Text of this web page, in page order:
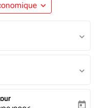
expand_more
expand_more
expand_more
today